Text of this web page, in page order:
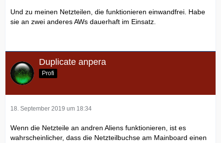
Und zu meinen Netzteilen, die funktionieren einwandfrei. Habe
sie an zwei anderes AWs dauerhaft im Einsatz.
Duplicate anpera
Profi
18. September 2019 um 18:34
Wenn die Netzteile an andren Aliens funktionieren, ist es
wahrscheinlicher, dass die Netzteilbuchse am Mainboard einen